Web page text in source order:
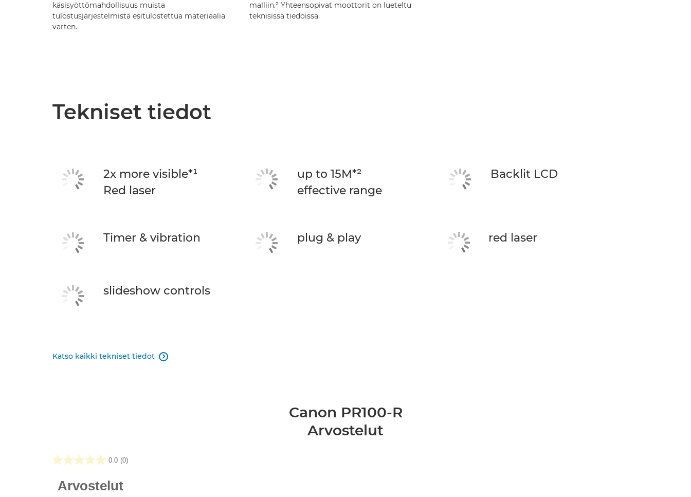
käsisyöttömahdollisuus muista
tulostusjärjestelmistä esitulostettua materiaalia
varten.
malliin.² Yhteensopivat moottorit on lueteltu
teknisissä tiedoissa.
Tekniset tiedot
2x more visible*¹
Red laser
up to 15M*²
effective range
Backlit LCD
Timer & vibration plug & play red laser
slideshow controls
Katso kaikki tekniset tiedot 
Canon PR100-R
Arvostelut
0.0 (0)
0.0/5